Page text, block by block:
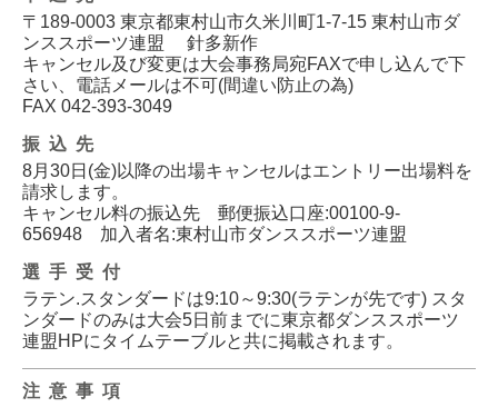
〒189-0003 東京都東村山市久米川町1-7-15 東村山市ダ
ンススポーツ連盟 針多新作
キャンセル及び変更は大会事務局宛FAXで申し込んで下
さい、電話メールは不可(間違い防止の為)
FAX 042-393-3049
振込先
8月30日(金)以降の出場キャンセルはエントリー出場料を
請求します。
キャンセル料の振込先 郵便振込口座:00100-9-
656948 加入者名:東村山市ダンススポーツ連盟
選手受付
ラテン.スタンダードは9:10～9:30(ラテンが先です) スタ
ンダードのみは大会5日前までに東京都ダンススポーツ
連盟HPにタイムテーブルと共に掲載されます。
注意事項